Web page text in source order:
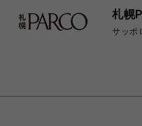
札幌
サッポ